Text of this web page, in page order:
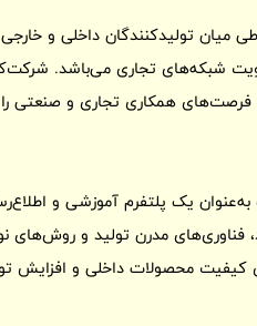
میان تولیدکنندگان داخلی و
شبکه‌های تجاری می‌باشد.
فرصت‌های همکاری تجاری و صنعتی
به‌عنوان یک پلتفرم آموزشی و
فناوری‌های مدرن تولید و
کیفیت محصولات داخلی و افزایش